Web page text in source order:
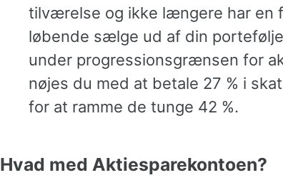
tilværelse og ikke længere har en
løbende sælge ud af din
under progressionsgrænsen for
nøjes du med at betale 27 % i
for at ramme de tunge 42 %.
Hvad med Aktiesparekontoen?